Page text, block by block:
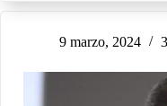
9 marzo, 2024